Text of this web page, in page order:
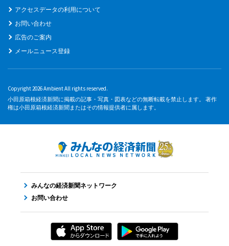
アクセスデータの利用について
お問い合わせ
広告のご案内
メールニュース登録
Copyright 2026 Ambient All rights reserved.
小田原箱根経済新聞に掲載の記事・写真・図表などの無断転載を禁止します。 著作
権は小田原箱根経済新聞またはその情報提供者に属します。
みんなの経済新聞ネットワーク
お問い合わせ